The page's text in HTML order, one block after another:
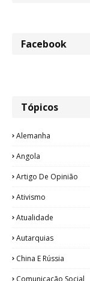
Facebook
Tópicos
Alemanha
Angola
Artigo De Opinião
Ativismo
Atualidade
Autarquias
China E Rússia